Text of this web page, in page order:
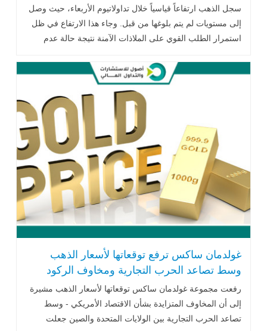
سجل الذهب ارتفاعاً قياسياً خلال تداولاتيوم الأربعاء، حيث وصل
إلى مستويات لم يتم بلوغها من قبل. وجاء هذا الارتفاع في ظل
استمرار الطلب القوي على الملاذات الآمنة نتيجة حالة عدم
غولدمان ساكس ترفع توقعاتها لأسعار الذهب
وسط تصاعد الحرب التجارية ومخاوف الركود
رفعت مجموعة غولدمان ساكس توقعاتها لأسعار الذهب مشيرة
إلى أن المخاوف المتزايدة بشأن الاقتصاد الأمريكي - وسط
تصاعد الحرب التجارية بين الولايات المتحدة والصين جعلت